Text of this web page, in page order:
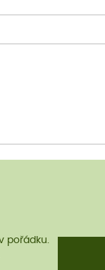
pořádku.